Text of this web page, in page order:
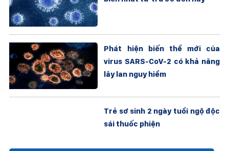
Phát hiện biến thể mới của
virus SARS-CoV-2 có khả năng
lây lan nguy hiểm
Trẻ sơ sinh 2 ngày tuổi ngộ độc
sái thuốc phiện